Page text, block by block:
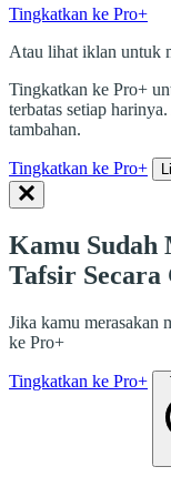
Tingkatkan ke Pro+
Atau lihat iklan untuk
Tingkatkan ke Pro+
terbatas setiap
tambahan.
Tingkatkan ke Pro+
Kamu Sudah
Tafsir Secara
Jika kamu merasakan
ke Pro+
Tingkatkan ke Pro+